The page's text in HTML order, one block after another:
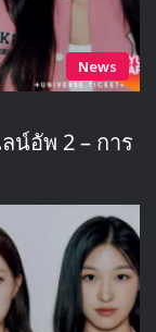
News
น์อัพ 2 – การ